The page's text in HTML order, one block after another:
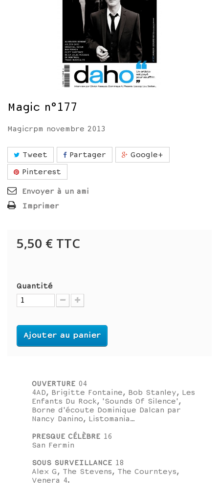
Magic n°177
Magicrpm novembre 2013
Tweet Partager
Google+
Pinterest
Envoyer à un ami
Imprimer
5,50 € TTC
Quantité
Ajouter au panier
OUVERTURE 04
4AD, Brigitte Fontaine, Bob Stanley, Les
Enfants Du Rock, 'Sounds Of Silence',
Borne d'écoute Dominique Dalcan par
Nancy Danino, Listomania…
PRESQUE CÉLÈBRE 16
San Fermin
SOUS SURVEILLANCE 18
Alex G, The Stevens, The Cournteys,
Venera 4.